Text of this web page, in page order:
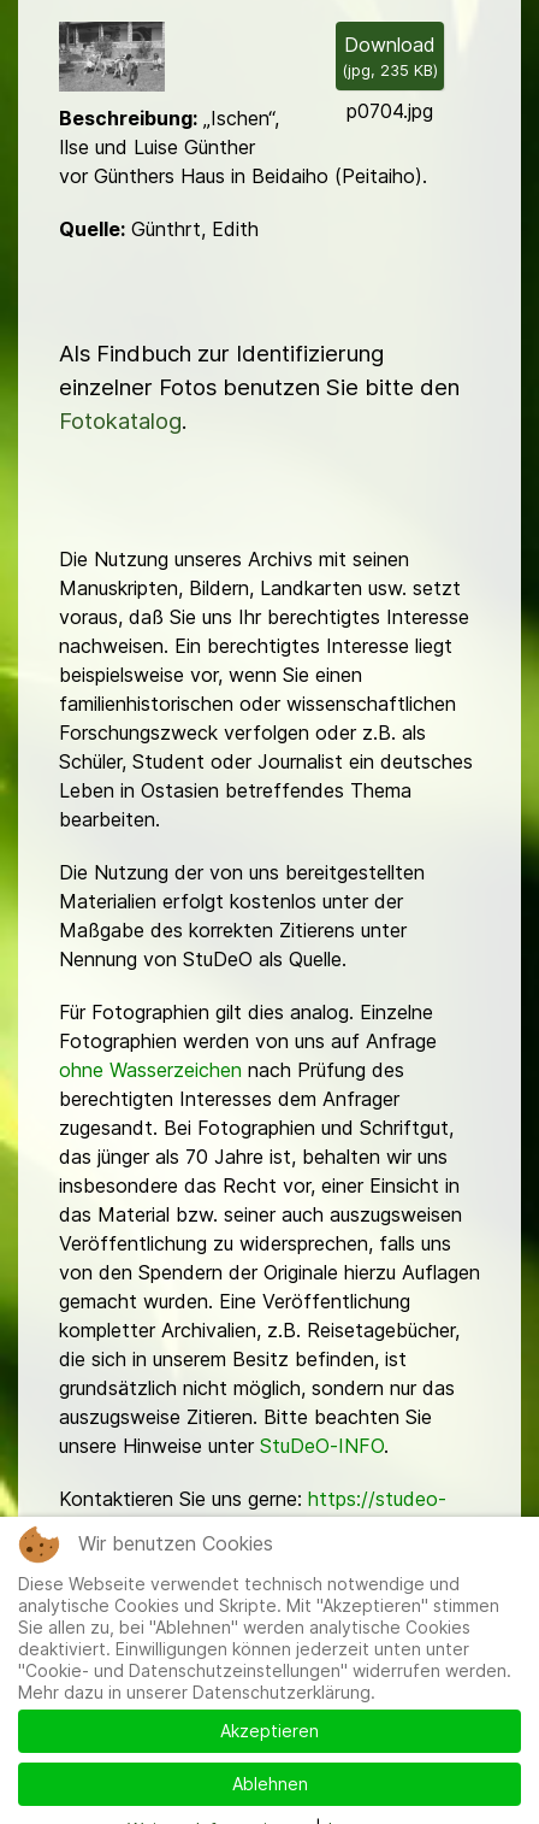
l
d
Download
(jpg, 235 KB)
p0704.jpg
Beschreibung: „Ischen“,
Ilse und Luise Günther
vor Günthers Haus in Beidaiho (Peitaiho).
Quelle: Günthrt, Edith
Als Findbuch zur Identifizierung
einzelner Fotos benutzen Sie bitte den
Fotokatalog.
Die Nutzung unseres Archivs mit seinen
Manuskripten, Bildern, Landkarten usw. setzt
voraus, daß Sie uns Ihr berechtigtes Interesse
nachweisen. Ein berechtigtes Interesse liegt
beispielsweise vor, wenn Sie einen
familienhistorischen oder wissenschaftlichen
Forschungszweck verfolgen oder z.B. als
Schüler, Student oder Journalist ein deutsches
Leben in Ostasien betreffendes Thema
bearbeiten.
Die Nutzung der von uns bereitgestellten
Materialien erfolgt kostenlos unter der
Maßgabe des korrekten Zitierens unter
Nennung von StuDeO als Quelle.
Für Fotographien gilt dies analog. Einzelne
Fotographien werden von uns auf Anfrage
ohne Wasserzeichen nach Prüfung des
berechtigten Interesses dem Anfrager
zugesandt. Bei Fotographien und Schriftgut,
das jünger als 70 Jahre ist, behalten wir uns
insbesondere das Recht vor, einer Einsicht in
das Material bzw. seiner auch auszugsweisen
Veröffentlichung zu widersprechen, falls uns
von den Spendern der Originale hierzu Auflagen
gemacht wurden. Eine Veröffentlichung
kompletter Archivalien, z.B. Reisetagebücher,
die sich in unserem Besitz befinden, ist
grundsätzlich nicht möglich, sondern nur das
auszugsweise Zitieren. Bitte beachten Sie
unsere Hinweise unter StuDeO-INFO.
Kontaktieren Sie uns gerne: https://studeo-
Mitglieder|Impressum|Datenschutzerklärung|Cookie-
und Datenschutzeinstellungen
Wir benutzen Cookies
Diese Webseite verwendet technisch notwendige und
analytische Cookies und Skripte. Mit "Akzeptieren" stimmen
Sie allen zu, bei "Ablehnen" werden analytische Cookies
deaktiviert. Einwilligungen können jederzeit unten unter
"Cookie- und Datenschutzeinstellungen" widerrufen werden.
Mehr dazu in unserer Datenschutzerklärung.
Akzeptieren
Ablehnen